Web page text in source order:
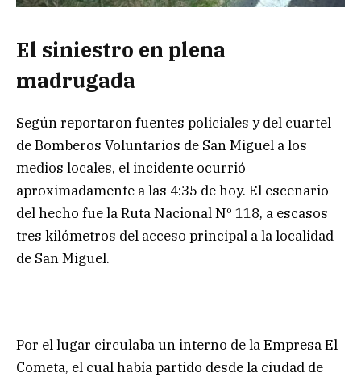
El siniestro en plena
madrugada
Según reportaron fuentes policiales y del cuartel
de Bomberos Voluntarios de San Miguel a los
medios locales, el incidente ocurrió
aproximadamente a las 4:35 de hoy. El escenario
del hecho fue la Ruta Nacional Nº 118, a escasos
tres kilómetros del acceso principal a la localidad
de San Miguel.
Por el lugar circulaba un interno de la Empresa El
Cometa, el cual había partido desde la ciudad de